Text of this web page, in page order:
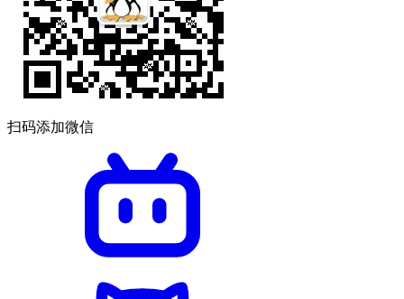
扫码添加微信